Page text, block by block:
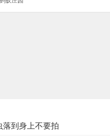
落到身上不要拍